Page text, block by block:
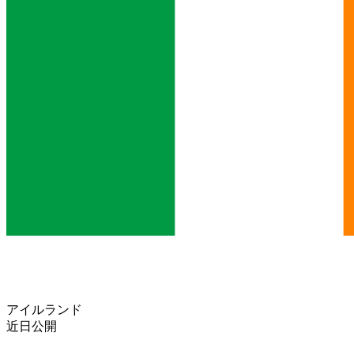
アイルランド
近日公開